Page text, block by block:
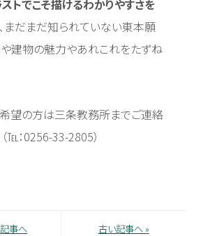
ストでこそ描けるわかりやすさを
まだまだ知られていない東本願
建物の魅力やあれこれをたずね
望の方は三条教務所までご連絡
（℡：0256-33-2805）
事へ 古い記事へ »